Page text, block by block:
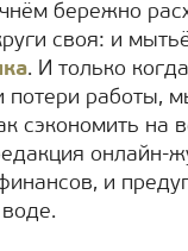
бережно
своя: и
. И только
потери работы,
сэкономить на
онлайн-
и